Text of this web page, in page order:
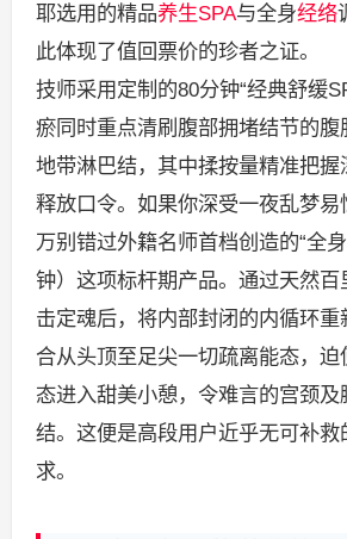
耶选用的精品养生SPA与全身经络
此体现了值回票价的珍者之证。
技师采用定制的80分钟“经典舒缓
瘀同时重点清刷腹部拥堵结节的腹
地带淋巴结，其中揉按量精准把握
释放口令。如果你深受一夜乱梦易
万别错过外籍名师首档创造的“全
钟）这项标杆期产品。通过天然百
击定魂后，将内部封闭的内循环
合从头顶至足尖一切疏离能态，
态进入甜美小憩，令难言的宫颈
结。这便是高段用户近乎无可补救
求。